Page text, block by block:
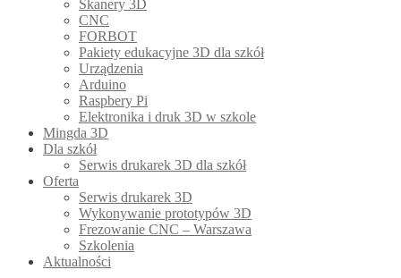
Skanery 3D
CNC
FORBOT
Pakiety edukacyjne 3D dla szkół
Urządzenia
Arduino
Raspbery Pi
Elektronika i druk 3D w szkole
Mingda 3D
Dla szkół
Serwis drukarek 3D dla szkół
Oferta
Serwis drukarek 3D
Wykonywanie prototypów 3D
Frezowanie CNC – Warszawa
Szkolenia
Aktualności